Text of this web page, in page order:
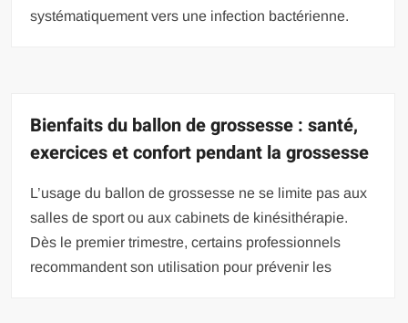
systématiquement vers une infection bactérienne.
Bienfaits du ballon de grossesse : santé,
exercices et confort pendant la grossesse
L’usage du ballon de grossesse ne se limite pas aux
salles de sport ou aux cabinets de kinésithérapie.
Dès le premier trimestre, certains professionnels
recommandent son utilisation pour prévenir les